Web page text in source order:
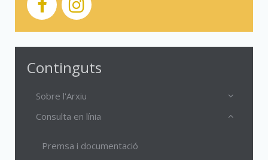
Continguts
Sobre l'Arxiu
Consulta en línia
Premsa i documentació